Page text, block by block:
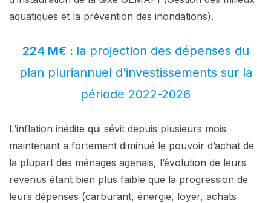
aquatiques et la prévention des inondations).
224 M€ : la projection des dépenses du
plan pluriannuel d’investissements sur la
période 2022-2026
L’inflation inédite qui sévit depuis plusieurs mois
maintenant a fortement diminué le pouvoir d’achat de
la plupart des ménages agenais, l’évolution de leurs
revenus étant bien plus faible que la progression de
leurs dépenses (carburant, énergie, loyer, achats